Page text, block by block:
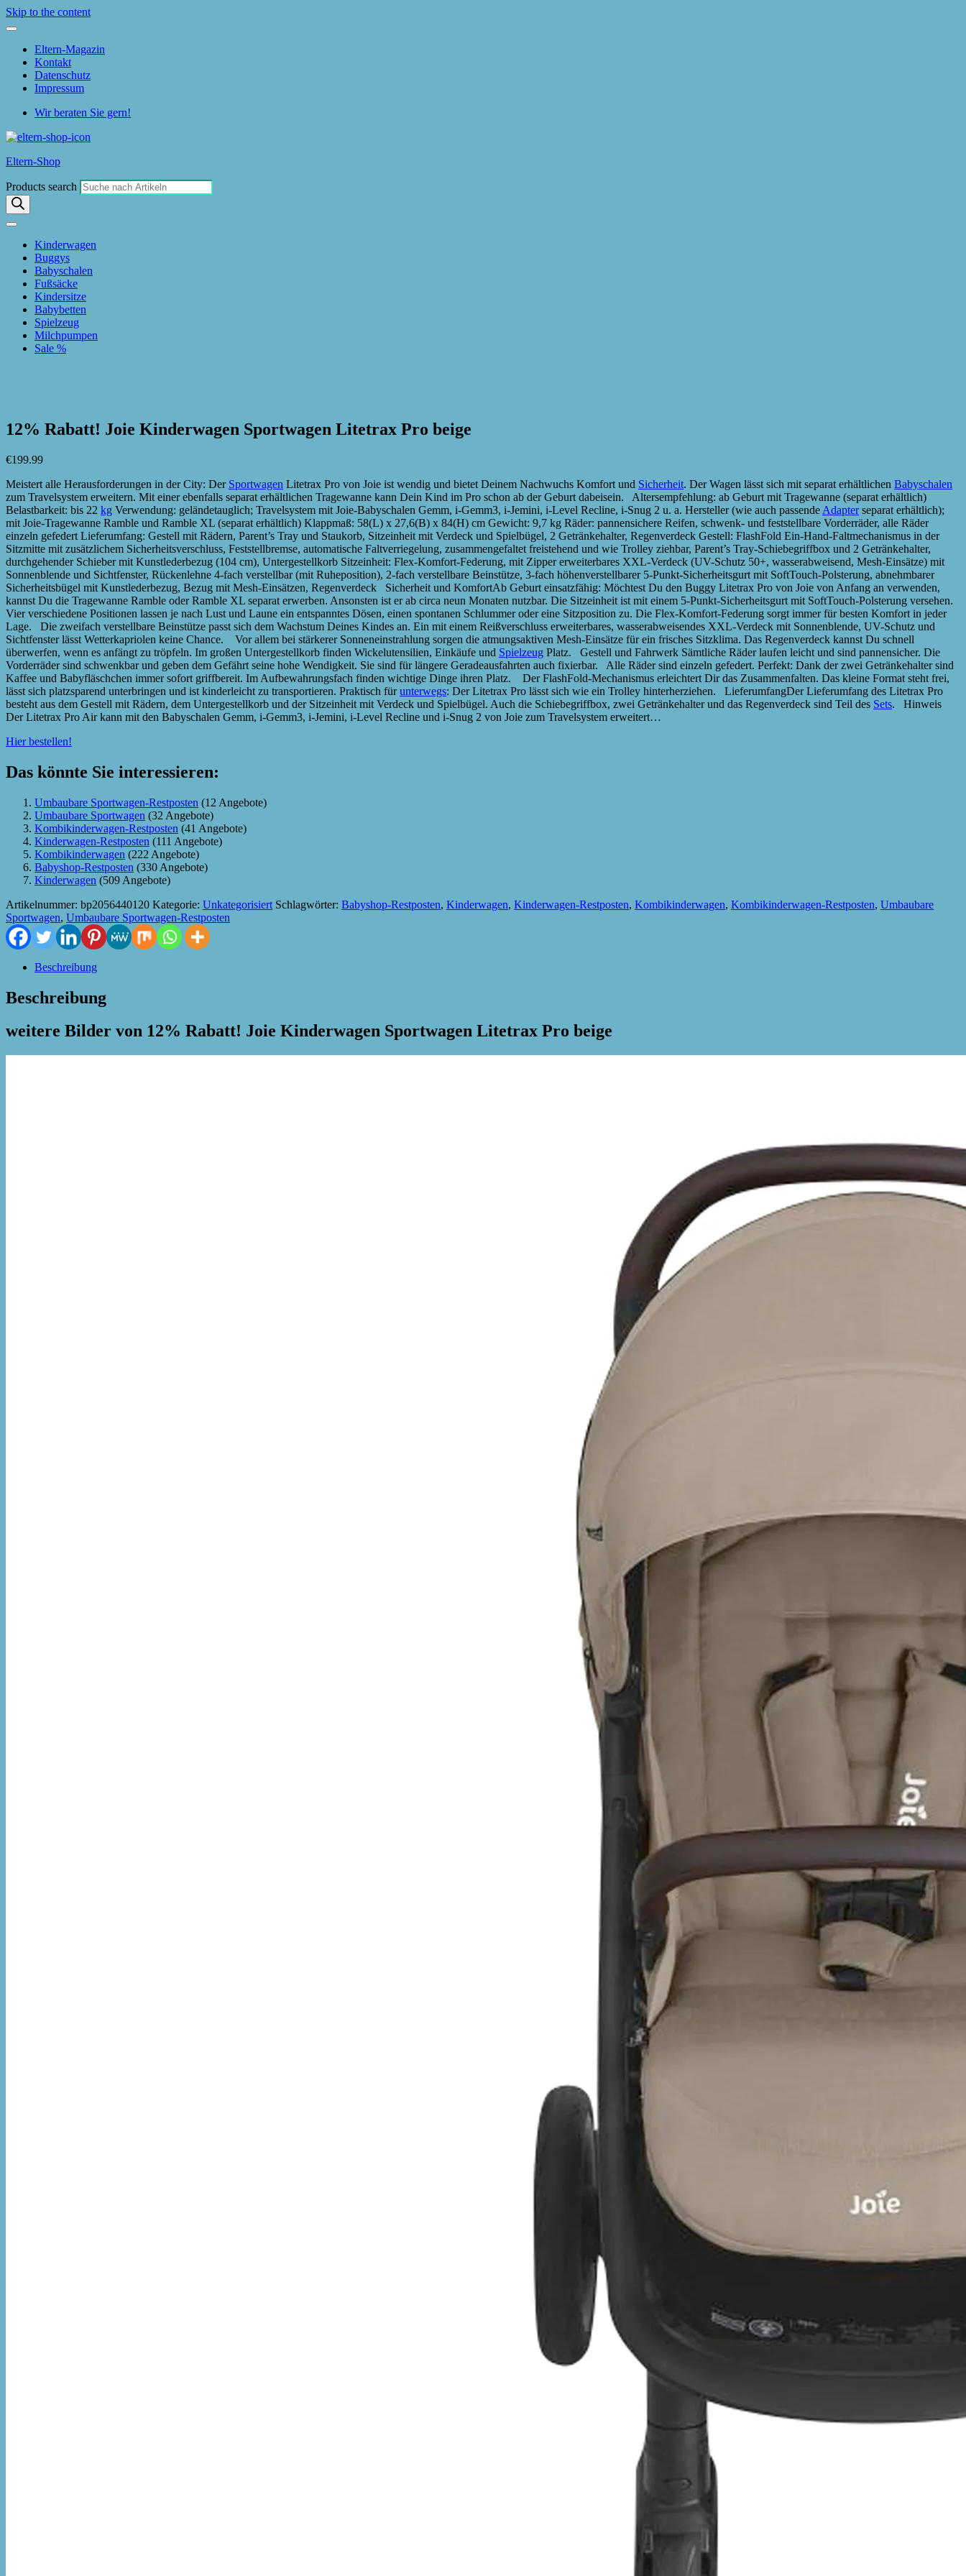
Skip to the content
Eltern-Magazin
Kontakt
Datenschutz
Impressum
Wir beraten Sie gern!
Eltern-Shop
Products search
Kinderwagen
Buggys
Babyschalen
Fußsäcke
Kindersitze
Babybetten
Spielzeug
Milchpumpen
Sale %
12% Rabatt! Joie Kinderwagen Sportwagen Litetrax Pro beige
€199.99
Meistert alle Herausforderungen in der City: Der Sportwagen Litetrax Pro von Joie ist wendig und bietet Deinem Nachwuchs Komfort und Sicherheit. Der Wagen lässt sich mit separat erhältlichen Babyschalen
zum Travelsystem erweitern. Mit einer ebenfalls separat erhältlichen Tragewanne kann Dein Kind im Pro schon ab der Geburt dabeisein. Altersempfehlung: ab Geburt mit Tragewanne (separat erhältlich)
Belastbarkeit: bis 22 kg Verwendung: geländetauglich; Travelsystem mit Joie-Babyschalen Gemm, i-Gemm3, i-Jemini, i-Level Recline, i-Snug 2 u. a. Hersteller (wie auch passende Adapterseparat erhältlich);
mit Joie-Tragewanne Ramble und Ramble XL (separat erhältlich) Klappmaß: 58(L) x 27,6(B) x 84(H) cm Gewicht: 9,7 kg Räder: pannensichere Reifen, schwenk- und feststellbare Vorderräder, alle Räder
einzeln gefedert Lieferumfang: Gestell mit Rädern, Parent’s Tray und Staukorb, Sitzeinheit mit Verdeck und Spielbügel, 2 Getränkehalter, Regenverdeck Gestell: FlashFold Ein-Hand-Faltmechanismus in der
Sitzmitte mit zusätzlichem Sicherheitsverschluss, Feststellbremse, automatische Faltverriegelung, zusammengefaltet freistehend und wie Trolley ziehbar, Parent’s Tray-Schiebegriffbox und 2 Getränkehalter,
durchgehender Schieber mit Kunstlederbezug (104 cm), Untergestellkorb Sitzeinheit: Flex-Komfort-Federung, mit Zipper erweiterbares XXL-Verdeck (UV-Schutz 50+, wasserabweisend, Mesh-Einsätze) mit
Sonnenblende und Sichtfenster, Rückenlehne 4-fach verstellbar (mit Ruheposition), 2-fach verstellbare Beinstütze, 3-fach höhenverstellbarer 5-Punkt-Sicherheitsgurt mit SoftTouch-Polsterung, abnehmbarer
Sicherheitsbügel mit Kunstlederbezug, Bezug mit Mesh-Einsätzen, Regenverdeck Sicherheit und KomfortAb Geburt einsatzfähig: Möchtest Du den Buggy Litetrax Pro von Joie von Anfang an verwenden,
kannst Du die Tragewanne Ramble oder Ramble XL separat erwerben. Ansonsten ist er ab circa neun Monaten nutzbar. Die Sitzeinheit ist mit einem 5-Punkt-Sicherheitsgurt mit SoftTouch-Polsterung versehen.
Vier verschiedene Positionen lassen je nach Lust und Laune ein entspanntes Dösen, einen spontanen Schlummer oder eine Sitzposition zu. Die Flex-Komfort-Federung sorgt immer für besten Komfort in jeder
Lage. Die zweifach verstellbare Beinstütze passt sich dem Wachstum Deines Kindes an. Ein mit einem Reißverschluss erweiterbares, wasserabweisendes XXL-Verdeck mit Sonnenblende, UV-Schutz und
Sichtfenster lässt Wetterkapriolen keine Chance. Vor allem bei stärkerer Sonneneinstrahlung sorgen die atmungsaktiven Mesh-Einsätze für ein frisches Sitzklima. Das Regenverdeck kannst Du schnell
überwerfen, wenn es anfängt zu tröpfeln. Im großen Untergestellkorb finden Wickelutensilien, Einkäufe und Spielzeug Platz. Gestell und Fahrwerk Sämtliche Räder laufen leicht und sind pannensicher. Die
Vorderräder sind schwenkbar und geben dem Gefährt seine hohe Wendigkeit. Sie sind für längere Geradeausfahrten auch fixierbar. Alle Räder sind einzeln gefedert. Perfekt: Dank der zwei Getränkehalter sind
Kaffee und Babyfläschchen immer sofort griffbereit. Im Aufbewahrungsfach finden wichtige Dinge ihren Platz. Der FlashFold-Mechanismus erleichtert Dir das Zusammenfalten. Das kleine Format steht frei,
lässt sich platzsparend unterbringen und ist kinderleicht zu transportieren. Praktisch fürunterwegs: Der Litetrax Pro lässt sich wie ein Trolley hinterherziehen. LieferumfangDer Lieferumfang des Litetrax Pro
besteht aus dem Gestell mit Rädern, dem Untergestellkorb und der Sitzeinheit mit Verdeck und Spielbügel. Auch die Schiebegriffbox, zwei Getränkehalter und das Regenverdeck sind Teil des Sets. Hinweis
Der Litetrax Pro Air kann mit den Babyschalen Gemm, i-Gemm3, i-Jemini, i-Level Recline und i-Snug 2 von Joie zum Travelsystem erweitert…
Hier bestellen!
Das könnte Sie interessieren:
Umbaubare Sportwagen-Restposten (12 Angebote)
Umbaubare Sportwagen (32 Angebote)
Kombikinderwagen-Restposten (41 Angebote)
Kinderwagen-Restposten (111 Angebote)
Kombikinderwagen (222 Angebote)
Babyshop-Restposten (330 Angebote)
Kinderwagen (509 Angebote)
Artikelnummer: bp2056440120 Kategorie: Unkategorisiert Schlagwörter: Babyshop-Restposten, Kinderwagen, Kinderwagen-Restposten, Kombikinderwagen, Kombikinderwagen-Restposten, Umbaubare
Sportwagen, Umbaubare Sportwagen-Restposten
Beschreibung
Beschreibung
weitere Bilder von 12% Rabatt! Joie Kinderwagen Sportwagen Litetrax Pro beige